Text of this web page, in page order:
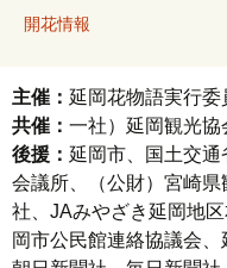
開花情報
主催： 延岡花物語実行委
共催： 一社）延岡観光協
後援： 延岡市、国土交
会議所、（公財）宮崎
社、JAみやざき延岡地
岡市公民館連絡協議会、